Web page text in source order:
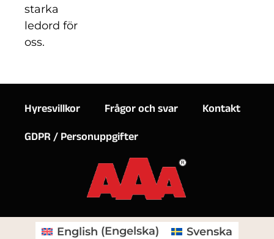
starka
ledord för
oss.
Hyresvillkor Frågor och svar
Kontakt
GDPR / Personuppgifter
English (Engelska) Svenska